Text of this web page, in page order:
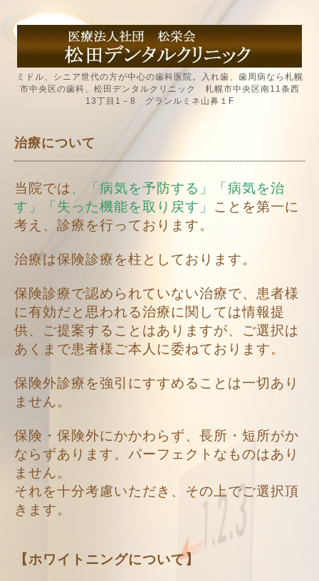
ミドル、シニア世代の方が中心の歯科医院。入れ歯、歯周病なら札幌
市中央区の歯科、松田デンタルクリニック 札幌市中央区南11条西
13丁目1－8 グランルミネ山鼻１F
治療について
当院では 、「病気を予防する」「病気を治
す」「失った機能を取り戻す」 ことを第一に
考え、診療を行っております。
治療は保険診療を柱としております。
保険診療で認められていない治療で、患者様
に有効だと思われる治療に関しては情報提
供、ご提案することはありますが、ご選択は
あくまで患者様ご本人に委ねております。
保険外診療を強引にすすめることは一切あり
ません。
保険・保険外にかかわらず、長所・短所がか
ならずあります。パーフェクトなものはあり
ません。
それを十分考慮いただき、その上でご選択頂
きます。
【ホワイトニングについて】